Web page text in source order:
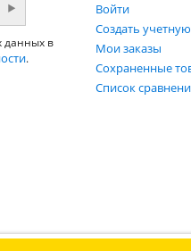
данных в
.
Войти
Создать
Мои заказы
Сохраненные
Список